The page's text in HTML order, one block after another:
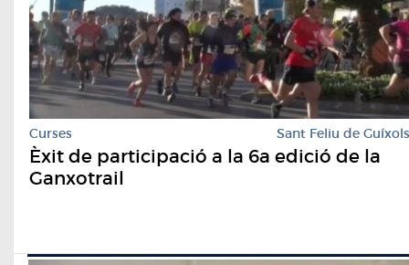
Curses Sant Feliu de Guíxols
Èxit de participació a la 6a edició de la
Ganxotrail